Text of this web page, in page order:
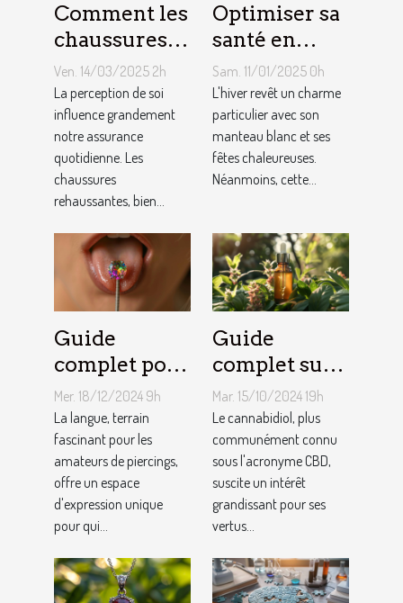
Comment les
chaussures
rehaussantes
améliorent-
elles la
confiance en
soi ?
Ven. 14/03/2025 2h
La perception de soi
influence grandement
notre assurance
quotidienne. Les
chaussures
rehaussantes, bien...
Optimiser sa
santé en
hiver :
stratégies
naturelles de
prévention
et
Sam. 11/01/2025 0h
L'hiver revêt un charme
particulier avec son
manteau blanc et ses
fêtes chaleureuses.
Néanmoins, cette...
Guide
complet pour
choisir son
premier
piercing de
langue
Mer. 18/12/2024 9h
La langue, terrain
fascinant pour les
amateurs de piercings,
offre un espace
d'expression unique
pour qui...
Guide
complet sur
les bienfaits
du CBD et les
réductions
disponibles
Mar. 15/10/2024 19h
Le cannabidiol, plus
communément connu
sous l'acronyme CBD,
suscite un intérêt
grandissant pour ses
vertus...